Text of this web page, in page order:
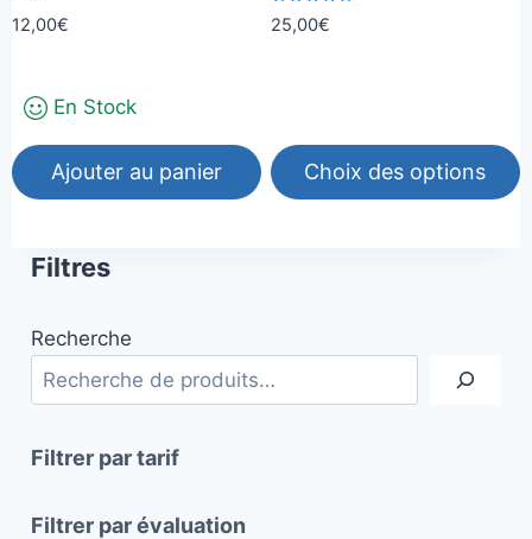
page
produit
12,00€
En Stock
Ajouter au panier
Note
5.00
25,00€
Choix des options
options
Filtres
Recherche
Filtrer par tarif
Filtrer par évaluation